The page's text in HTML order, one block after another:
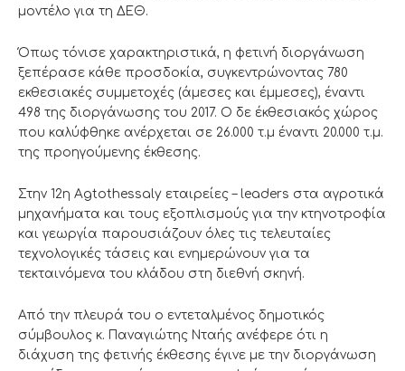
μοντέλο για τη ΔΕΘ.
Όπως τόνισε χαρακτηριστικά, η φετινή διοργάνωση
ξεπέρασε κάθε προσδοκία, συγκεντρώνοντας 780
εκθεσιακές συμμετοχές (άμεσες και έμμεσες), έναντι
498 της διοργάνωσης του 2017. Ο δε έκθεσιακός χώρος
που καλύφθηκε ανέρχεται σε 26.000 τ.μ έναντι 20.000 τ.μ.
της προηγούμενης έκθεσης.
Στην 12η Agtothessaly εταιρείες – leaders στα αγροτικά
μηχανήματα και τους εξοπλισμούς για την κτηνοτροφία
και γεωργία παρουσιάζουν όλες τις τελευταίες
τεχνολογικές τάσεις και ενημερώνουν για τα
τεκταινόμενα του κλάδου στη διεθνή σκηνή.
Από την πλευρά του ο εντεταλμένος δημοτικός
σύμβουλος κ. Παναγιώτης Νταής ανέφερε ότι η
διάχυση της φετινής έκθεσης έγινε με την διοργάνωση